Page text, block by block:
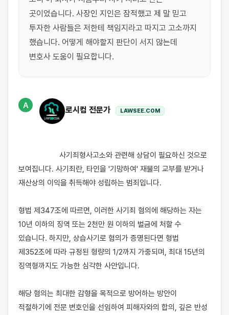
곳이었습니다. 사장인 지인은 잠적했고 제 말 믿고
투자한 사람들은 저한테 책임지라고 따지고 고소까지
했습니다. 어떻게 해야할지 판단이 서지 않는데
변호사 도움이 필요합니다.
A
로시컴 전문가 LAWSEE.COM
보여집니다. 사기죄란, 타인을 '기망하여' 재물의 교부를 받거나
재산상의 이익을 취득해야 성립하는 범죄입니다.
형법 제347조에 따르면, 이러한 사기죄 혐의에 해당하는 자는
10년 이하의 징역 또는 2천만 원 이하의 벌금에 처할 수
있습니다. 하지만, 상습사기로 혐의가 증명된다면 형법
제352조에 따라 규정된 형량의 1/2까지 가중되며, 최대 15년의
징역형까지도 가능한 심각한 사안입니다.
해당 혐의는 최대한 감형을 목적으로 방어하는 방안이
적절하기에 전문 변호인을 선임하여 피해자와의 합의, 깊은 반성